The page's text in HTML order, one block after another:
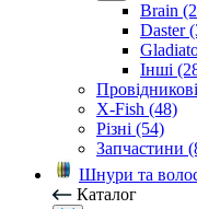
Brain
Daster
Інші
X-Fish (48)
Різні (54)
Запчастини
Шнури та
Каталог